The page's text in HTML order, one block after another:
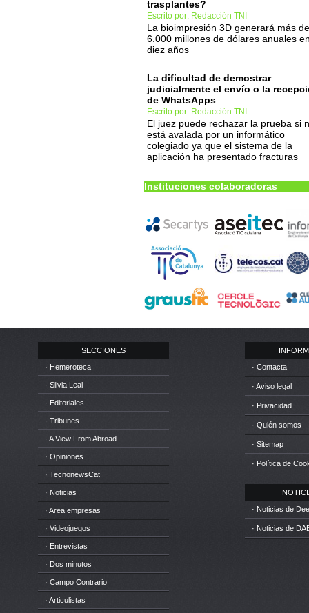
trasplantes?
Escrito por: Redacción TNI
La bioimpresión 3D generará más de
6.000 millones de dólares anuales
diez años
La dificultad de demostrar
judicialmente el envío o la
de WhatsApps
Escrito por: Redacción TNI
El juez puede rechazar la prueba si
está avalada por un informático
colegiado ya que el sistema de la
aplicación ha presentado fracturas
Instituciones colaboradoras
SECCIONES
· Hemeroteca
· Silvia Leal
· Editoriales
· Tribunes
· A View From Abroad
· Opiniones
· TecnonewsCat
· Noticias
· Area empresas
· Videojuegos
· Entrevistas
· Dos minutos
· Campo Contrario
· Articulistas
· Contacta
· Aviso legal
· Privacidad
· Quién somos
· Sitemap
· Política de
· Noticias de
· Noticias de